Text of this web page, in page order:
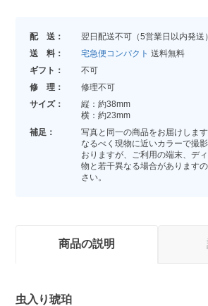
配 送：
翌日配送不可（5営業日以内発送）
送 料：
宅急便コンパクト 送料無料
ギフト：
不可
修 理：
修理不可
サイズ：
縦：約38mm
横：約23mm
補足：
写真と同一の商品をお届けします
なるべく現物に近いカラーで撮
おりますが、ご利用の端末、デ
物と若干異なる場合があります
さい。
商品の説明
虫入り琥珀